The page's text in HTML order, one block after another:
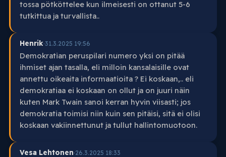
tossa pötköttelee kun ilmeisesti on ottanut 5-6
tutkittua ja turvallista..
Henrik·31.3.2025 19:56
Demokratian peruspilari numero yksi on pitää
ihmiset ajan tasalla, eli milloin kansalaisille ovat
annettu oikeaita informaatioita ? Ei koskaan,.. eli
demokratiaa ei koskaan on ollut ja on juuri näin
kuten Mark Twain sanoi kerran hyvin viisasti; jos
demokratia toimisi niin kuin sen pitäisi, sitä ei olisi
koskaan vakiinnettunut ja tullut hallintomuotoon.
Vesa Lehtonen·26.3.2025 18:33